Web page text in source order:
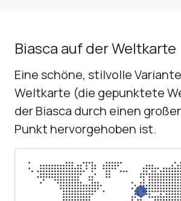
Biasca auf der Weltkarte
Eine schöne, stilvolle
Weltkarte (die gepunktete
der Biasca durch einen
Punkt hervorgehoben ist.